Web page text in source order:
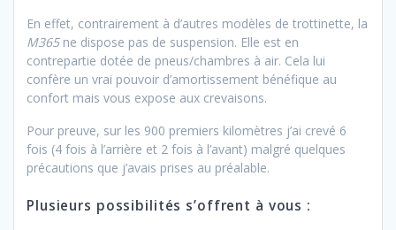
En effet, contrairement à d’autres modèles de trottinette, la
M365 ne dispose pas de suspension. Elle est en
contrepartie dotée de pneus/chambres à air. Cela lui
confère un vrai pouvoir d’amortissement bénéfique au
confort mais vous expose aux crevaisons.
Pour preuve, sur les 900 premiers kilomètres j’ai crevé 6
fois (4 fois à l’arrière et 2 fois à l’avant) malgré quelques
précautions que j’avais prises au préalable.
Plusieurs possibilités s’offrent à vous :